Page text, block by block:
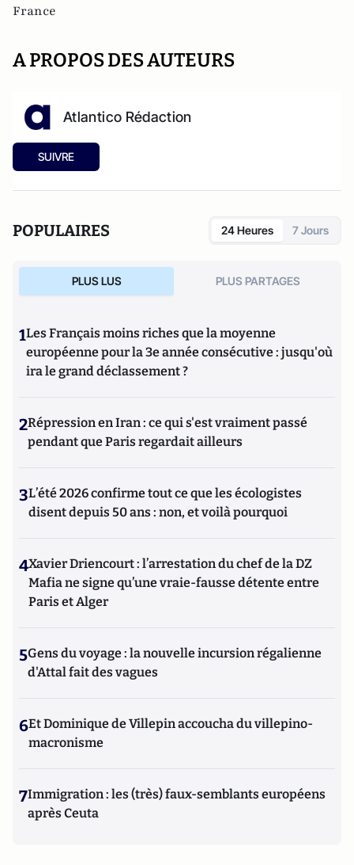
France
A PROPOS DES AUTEURS
Atlantico Rédaction
SUIVRE
POPULAIRES 24 Heures 7 Jours
PLUS LUS PLUS PARTAGES
1Les Français moins riches que la moyenne
européenne pour la 3e année consécutive : jusqu'où
ira le grand déclassement ?
2Répression en Iran : ce qui s'est vraiment passé
pendant que Paris regardait ailleurs
3L’été 2026 confirme tout ce que les écologistes
disent depuis 50 ans : non, et voilà pourquoi
4Xavier Driencourt : l’arrestation du chef de la DZ
Mafia ne signe qu’une vraie-fausse détente entre
Paris et Alger
5Gens du voyage : la nouvelle incursion régalienne
d'Attal fait des vagues
6Et Dominique de Villepin accoucha du villepino-
macronisme
7Immigration : les (très) faux-semblants européens
après Ceuta